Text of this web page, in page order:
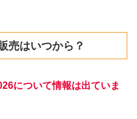
売はいつから？
について情報は出ていま